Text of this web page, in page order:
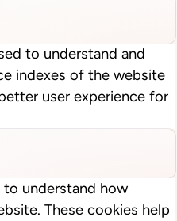
to understand and
indexes of the website
user experience for
to understand how
These cookies help